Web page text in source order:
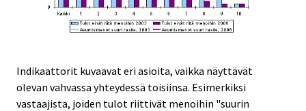
Indikaattorit kuvaavat eri asioita, vaikka näyttävät
olevan vahvassa yhteydessä toisiinsa. Esimerkiksi
vastaajista, joiden tulot riittivät menoihin "suurin